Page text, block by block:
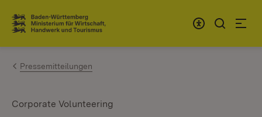
Zum Inhalt springen
Link zur Startseite
Pressemitteilungen
Corporate Volunteering